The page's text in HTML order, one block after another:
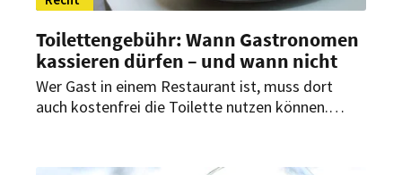
Toilettengebühr: Wann Gastronomen
kassieren dürfen – und wann nicht
Wer Gast in einem Restaurant ist, muss dort
auch kostenfrei die Toilette nutzen können.